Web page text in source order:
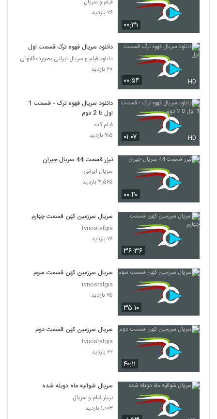
۰۰:۳۱
فیلم و سریال
۲۶ بازدید
۰۰:۵۴ HD
دانلود سریال قهوه ترگ قسمت اول
دانلود فیلم و سریال ایرانی بصورت قانونی
۲۷ بازدید
۰۱:۰۷ HD
دانلود سریال قهوه ترک - قسمت 1
اول تا 2 دوم
فیلم کده
۹۱۵ بازدید
۰۰:۴۰
تیزر قسمت 44 سریال جیران
سریال ایرانی
۴,۵۶۵ بازدید
۳۶:۳۶
سریال سرزمین کهن قسمت چهارم
tvnostalgia
۲۶ بازدید
۳۵:۱۰
سریال سرزمین کهن قسمت سوم
tvnostalgia
۲۵ بازدید
۴۰:۱۱
سریال سرزمین کهن قسمت دوم
tvnostalgia
۲۲ بازدید
سریال شوالیه ماه دوبله شده
تریلر فیلم و سریال
۱,۰۰۳ بازدید